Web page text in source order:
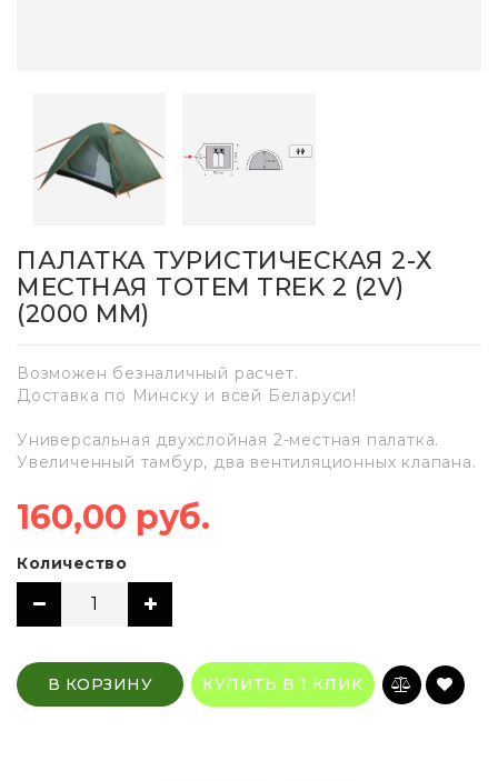
ПАЛАТКА ТУРИСТИЧЕСКАЯ 2-Х
МЕСТНАЯ TOTEM TREK 2 (2V)
(2000 MM)
Возможен безналичный расчет.
Доставка по Минску и всей Беларуси!
Универсальная двухслойная 2-местная палатка.
Увеличенный тамбур, два вентиляционных клапана.
160,00 руб.
Количество
В КОРЗИНУ КУПИТЬ В 1 КЛИК